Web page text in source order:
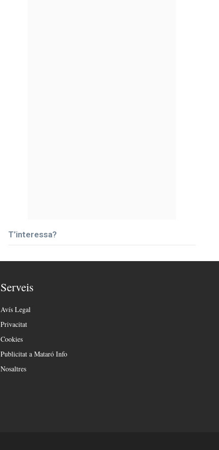
T’interessa?
Serveis
Avís Legal
Privacitat
Cookies
Publicitat a Mataró Info
Nosaltres